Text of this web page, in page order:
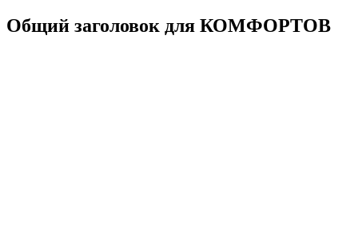
Общий заголовок для КОМФОРТОВ